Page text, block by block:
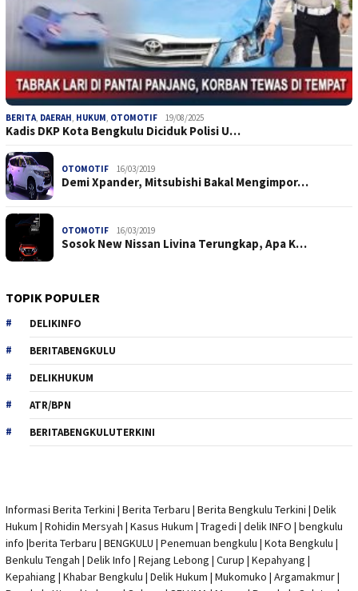
BERITA DAERAH HUKUM OTOMOTIF 19/08/2025
Kadis DKP Kota Bengkulu Diciduk Polisi U…
OTOMOTIF 16/03/2019
Demi Xpander, Mitsubishi Bakal Mengimpor…
OTOMOTIF 16/03/2019
Sosok New Nissan Livina Terungkap, Apa K…
TOPIK POPULER
DELIKINFO
BERITABENGKULU
DELIKHUKUM
ATR/BPN
BERITABENGKULUTERKINI
Informasi Berita Terkini | Berita Terbaru | Berita Bengkulu Terkini | Delik
Hukum | Rohidin Mersyah | Kasus Hukum | Tragedi | delik INFO | bengkulu
info |berita Terbaru | BENGKULU | Penemuan bengkulu | Kota Bengkulu |
Benkulu Tengah | Delik Info | Rejang Lebong | Curup | Kepahyang |
Kepahiang | Khabar Bengkulu | Delik Hukum | Mukomuko | Argamakmur |